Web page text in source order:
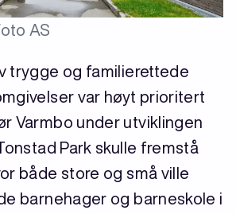
AS
trygge og familierettede
var høyt prioritert
Varmbo under utviklingen
Park skulle fremstå
både store og små ville
barnehager og barneskole i